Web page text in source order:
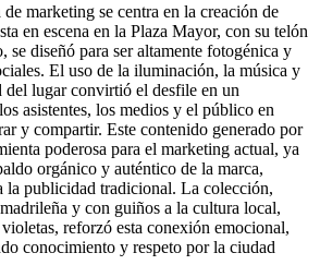
de marketing se centra en la creación de
en escena en la Plaza Mayor, con su telón
se diseñó para ser altamente fotogénica y
El uso de la iluminación, la música y
del lugar convirtió el desfile en un
asistentes, los medios y el público en
y compartir. Este contenido generado por
poderosa para el marketing actual, ya
orgánico y auténtico de la marca,
la publicidad tradicional. La colección,
y con guiños a la cultura local,
reforzó esta conexión emocional,
conocimiento y respeto por la ciudad